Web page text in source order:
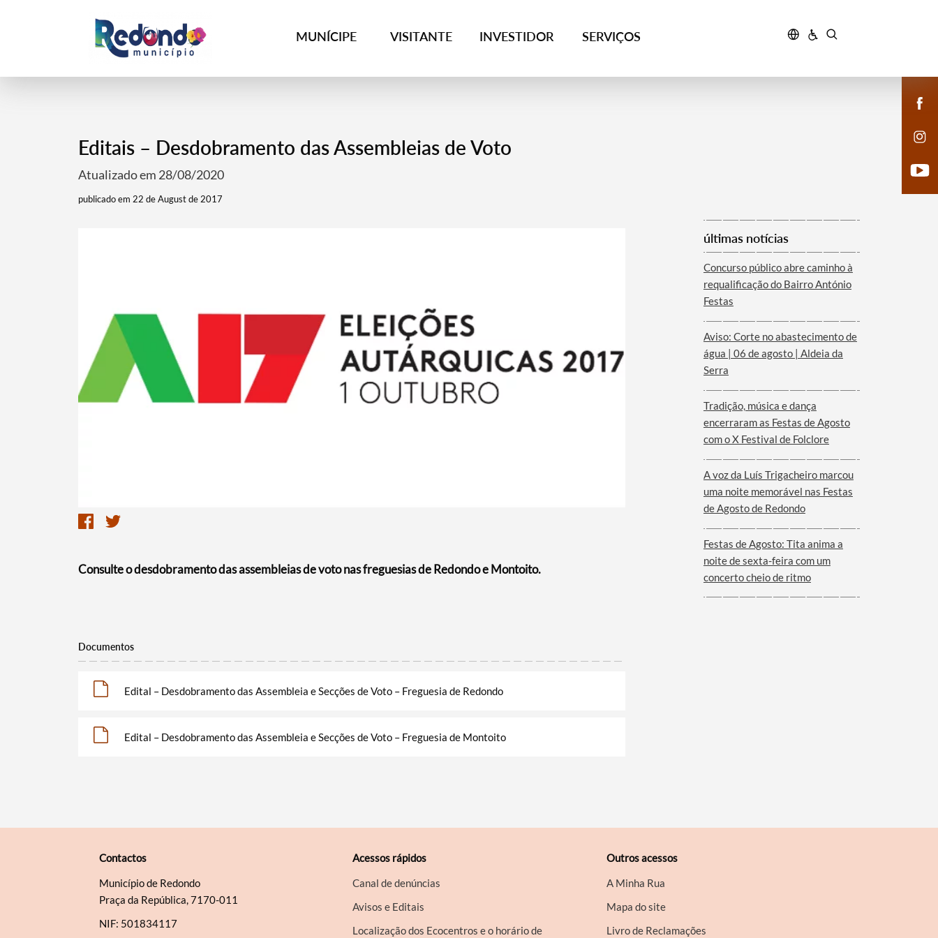
MUNÍCIPE VISITANTE INVESTIDOR SERVIÇOS
Editais – Desdobramento das Assembleias de Voto
Atualizado em 28/08/2020
publicado em 22 de August de 2017
Consulte o desdobramento das assembleias de voto nas freguesias de Redondo e Montoito.
Documentos
Edital – Desdobramento das Assembleia e Secções de Voto – Freguesia de Redondo
Edital – Desdobramento das Assembleia e Secções de Voto – Freguesia de Montoito
últimas notícias
Concurso público abre caminho à
requalificação do Bairro António
Festas
Aviso: Corte no abastecimento de
água | 06 de agosto | Aldeia da
Serra
Tradição, música e dança
encerraram as Festas de Agosto
com o X Festival de Folclore
A voz da Luís Trigacheiro marcou
uma noite memorável nas Festas
de Agosto de Redondo
Festas de Agosto: Tita anima a
noite de sexta-feira com um
concerto cheio de ritmo
Contactos
Município de Redondo
Praça da República, 7170-011
NIF: 501834117
Acessos rápidos
Canal de denúncias
Avisos e Editais
Localização dos Ecocentros e o horário de
Outros acessos
A Minha Rua
Mapa do site
Livro de Reclamações